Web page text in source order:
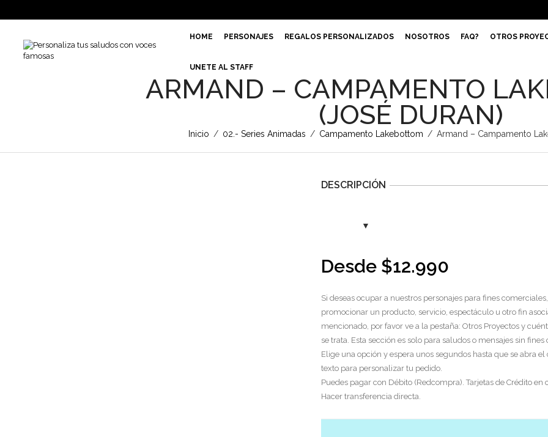
HOME PERSONAJES REGALOS PERSONALIZADOS NOSOTROS FAQ? OTROS
UNETE AL STAFF
ARMAND – CAMPAMENTO
(JOSÉ DURAN)
Inicio / 02.- Series Animadas / Campamento Lakebottom / Armand – Campamento
DESCRIPCIÓN
Desde $12.990
Si deseas ocupar a nuestros personajes para fines
promocionar un producto, servicio, espectáculo u otro fin
mencionado, por favor ve a la pestaña: Otros Proyectos y
se trata. Esta sección es solo para saludos o mensajes sin fines
Elige una opción y espera unos segundos hasta que se abra el
texto para personalizar tu pedido.
Puedes pagar con Débito (Redcompra). Tarjetas de Crédito en
Hacer transferencia directa.